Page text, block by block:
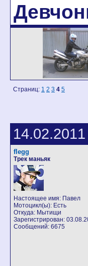
Страниц: 1 2 3 4 5
flegg
Трек маньяк
Настоящее имя: Павел
Мотоцикл(ы): Есть
Откуда: Мытищи
Зарегистрирован:
Сообщений: 6675